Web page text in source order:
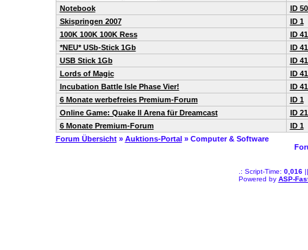
Notebook
ID
Skispringen 2007
ID 1
100K 100K 100K Ress
ID
*NEU* USb-Stick 1Gb
ID
USB Stick 1Gb
ID
Lords of Magic
ID
Incubation Battle Isle Phase Vier!
ID
6 Monate werbefreies Premium-Forum
ID 1
Online Game: Quake ll Arena für Dreamcast
ID
6 Monate Premium-Forum
ID 1
Forum Übersicht» Auktions-Portal » Computer & Software
.: Script-Time: 0,016
Powered by ASP-